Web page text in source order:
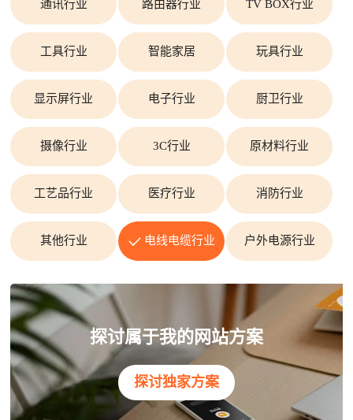
通讯行业 路由器行业 TV BOX行业
工具行业 智能家居 玩具行业
显示屏行业 电子行业 厨卫行业
摄像行业 3C行业 原材料行业
工艺品行业 医疗行业 消防行业
其他行业 电线电缆行业 户外电源行业
探讨属于我的网站方案
探讨独家方案